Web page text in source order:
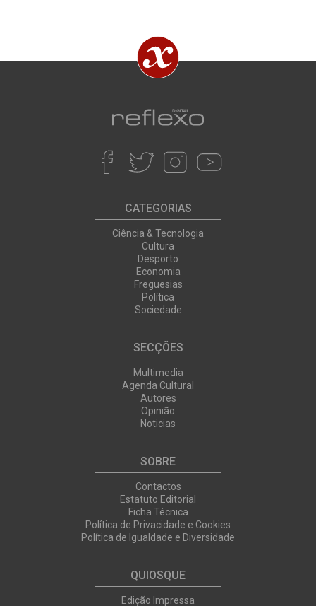
CATEGORIAS
Ciência & Tecnologia
Cultura
Desporto
Economia
Freguesias
Política
Sociedade
SECÇÕES
Multimedia
Agenda Cultural
Autores
Opinião
Noticias
SOBRE
Contactos
Estatuto Editorial
Ficha Técnica
Política de Privacidade e Cookies
Política de Igualdade e Diversidade
QUIOSQUE
Edição Impressa